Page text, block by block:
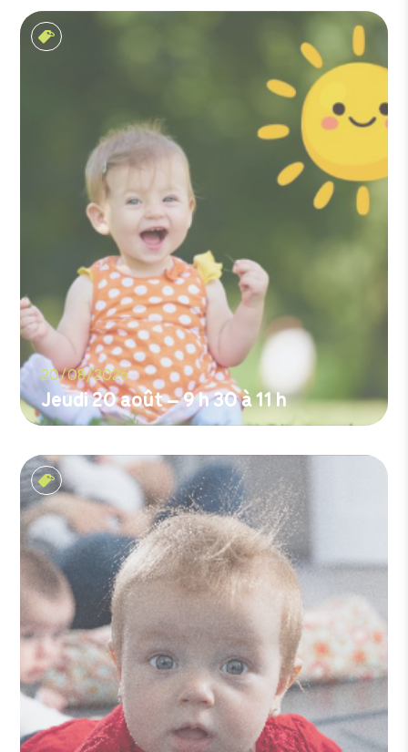
Les matins soleil
20/08/2026
Jeudi 20 août – 9 h 30 à 11 h
Les tout-petits matins